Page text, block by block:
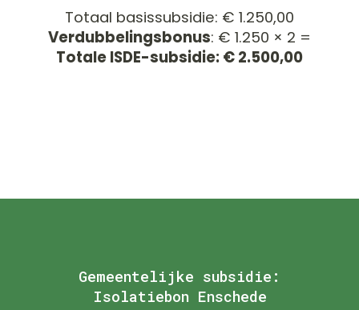
Totaal basissubsidie: € 1.250,00
Verdubbelingsbonus: € 1.250 × 2 =
Totale ISDE-subsidie: € 2.500,00
Gemeentelijke subsidie:
Isolatiebon Enschede